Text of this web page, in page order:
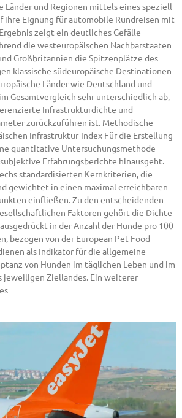
Länder und Regionen mittels eines speziell
Eignung für automobile Rundreisen mit
zeigt ein deutliches Gefälle
die westeuropäischen Nachbarstaaten
Großbritannien die Spitzenplätze des
klassische südeuropäische Destinationen
Länder wie Deutschland und
Gesamtvergleich sehr unterschiedlich ab,
Infrastrukturdichte und
zurückzuführen ist. Methodische
Infrastruktur-Index Für die Erstellung
quantitative Untersuchungsmethode
Erfahrungsberichte hinausgeht.
standardisierten Kernkriterien, die
gewichtet in einen maximal erreichbaren
einfließen. Zu den entscheidenden
Faktoren gehört die Dichte
in der Anzahl der Hunde pro 100
bezogen von der European Pet Food
als Indikator für die allgemeine
von Hunden im täglichen Leben und im
jeweiligen Ziellandes. Ein weiterer